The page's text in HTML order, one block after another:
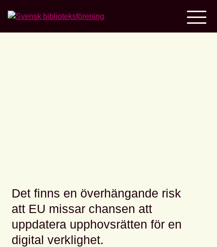
Det finns en överhängande risk
att EU missar chansen att
uppdatera upphovsrätten för en
digital verklighet.